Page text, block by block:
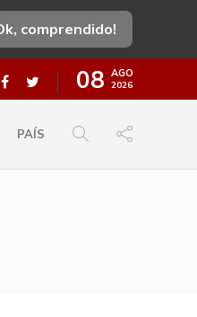
comprendido!
08 AGO
2026
PAÍS